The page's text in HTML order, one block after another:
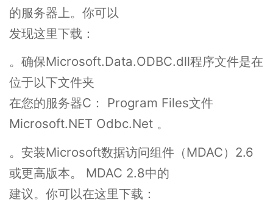
的服务器上。你可以
发现这里下载：
。确保Microsoft.Data.ODBC.dll程序文件是在
位于以下文件夹
在您的服务器C： Program Files文件
Microsoft.NET Odbc.Net 。
。安装Microsoft数据访问组件（MDAC）2.6
或更高版本。 MDAC 2.8中的
建议。你可以在这里下载：